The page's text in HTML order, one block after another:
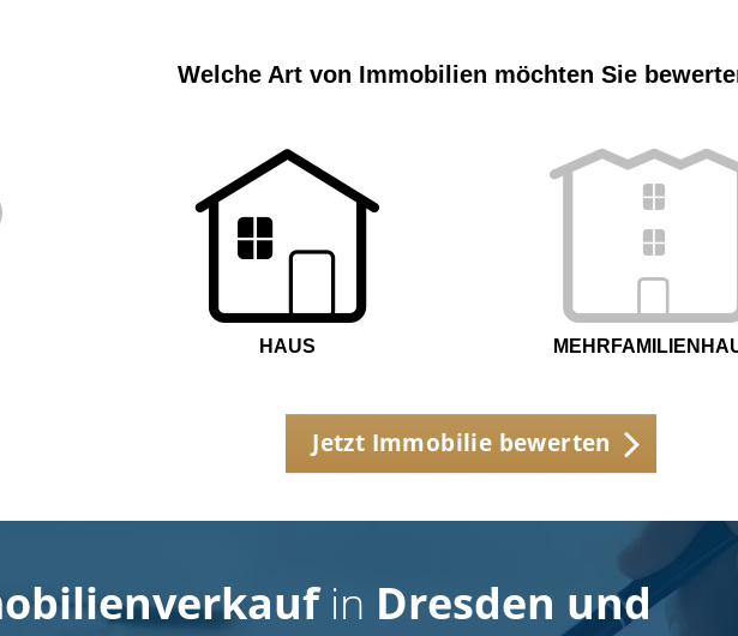
Welche Art von Immobilien möchten Sie
HAUS
Jetzt Immobilie bewerten
in Dresden und